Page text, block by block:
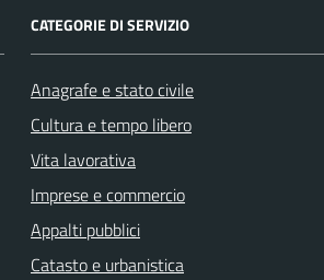
CATEGORIE DI SERVIZIO
Anagrafe e stato civile
Cultura e tempo libero
Vita lavorativa
Imprese e commercio
Appalti pubblici
Catasto e urbanistica